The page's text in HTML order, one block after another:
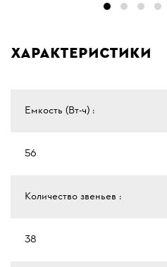
Характеристики
Емкость (Вт-ч) :
56
Количество звеньев :
38